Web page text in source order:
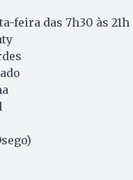
feira das 7h30 às 21h